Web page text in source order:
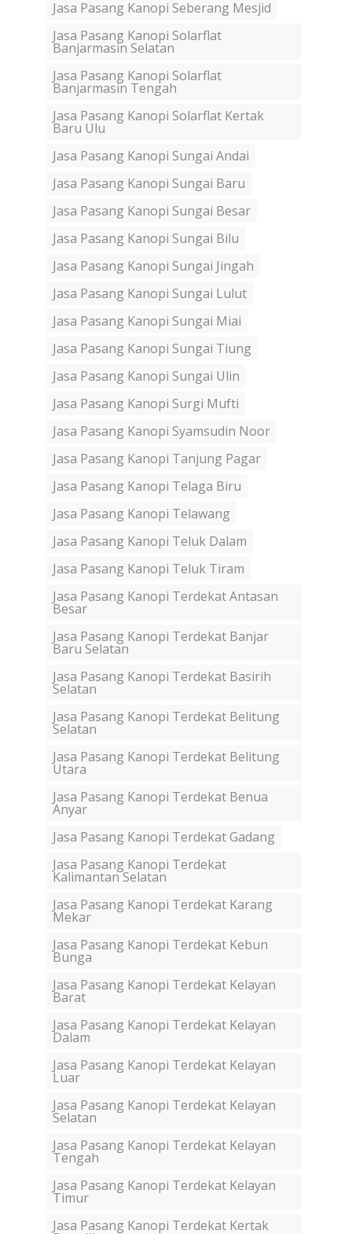
Jasa Pasang Kanopi Seberang Mesjid
Jasa Pasang Kanopi Solarflat
Banjarmasin Selatan
Jasa Pasang Kanopi Solarflat
Banjarmasin Tengah
Jasa Pasang Kanopi Solarflat Kertak
Baru Ulu
Jasa Pasang Kanopi Sungai Andai
Jasa Pasang Kanopi Sungai Baru
Jasa Pasang Kanopi Sungai Besar
Jasa Pasang Kanopi Sungai Bilu
Jasa Pasang Kanopi Sungai Jingah
Jasa Pasang Kanopi Sungai Lulut
Jasa Pasang Kanopi Sungai Miai
Jasa Pasang Kanopi Sungai Tiung
Jasa Pasang Kanopi Sungai Ulin
Jasa Pasang Kanopi Surgi Mufti
Jasa Pasang Kanopi Syamsudin Noor
Jasa Pasang Kanopi Tanjung Pagar
Jasa Pasang Kanopi Telaga Biru
Jasa Pasang Kanopi Telawang
Jasa Pasang Kanopi Teluk Dalam
Jasa Pasang Kanopi Teluk Tiram
Jasa Pasang Kanopi Terdekat Antasan
Besar
Jasa Pasang Kanopi Terdekat Banjar
Baru Selatan
Jasa Pasang Kanopi Terdekat Basirih
Selatan
Jasa Pasang Kanopi Terdekat Belitung
Selatan
Jasa Pasang Kanopi Terdekat Belitung
Utara
Jasa Pasang Kanopi Terdekat Benua
Anyar
Jasa Pasang Kanopi Terdekat Gadang
Jasa Pasang Kanopi Terdekat
Kalimantan Selatan
Jasa Pasang Kanopi Terdekat Karang
Mekar
Jasa Pasang Kanopi Terdekat Kebun
Bunga
Jasa Pasang Kanopi Terdekat Kelayan
Barat
Jasa Pasang Kanopi Terdekat Kelayan
Dalam
Jasa Pasang Kanopi Terdekat Kelayan
Luar
Jasa Pasang Kanopi Terdekat Kelayan
Selatan
Jasa Pasang Kanopi Terdekat Kelayan
Tengah
Jasa Pasang Kanopi Terdekat Kelayan
Timur
Jasa Pasang Kanopi Terdekat Kertak